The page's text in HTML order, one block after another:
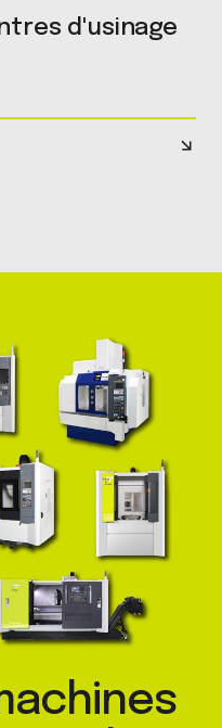
d'usinage